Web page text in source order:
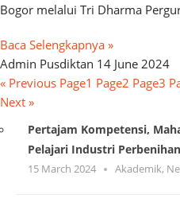
Bogor melalui Tri Dharma
Baca Selengkapnya »
Admin Pusdiktan 14 June 2024
« Previous Page1 Page2 Page3
Next »
Pertajam Kompetensi,
Pelajari Industri
15 March 2024 Akademik,